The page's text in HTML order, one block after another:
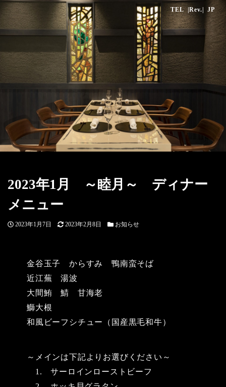
TEL |Rev.| JP
2023年1月 ～睦月～ ディナー
メニュー
投
2023年1月7日
更
2023年2月8日
カ
リ
お知らせ
金谷玉子 からすみ 鴨南蛮そば
近江蕪 湯波
大間鮪 鯖 甘海老
鰤大根
和風ビーフシチュー（国産黒毛和牛）
～メインは下記よりお選びください～
1. サーロインローストビーフ